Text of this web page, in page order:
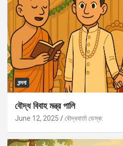
বন্দনা
বৌদ্ধ বিবাহ মন্ত্র পালি
June 12, 2025 বৌদ্ধবার্তা ডেস্ক: